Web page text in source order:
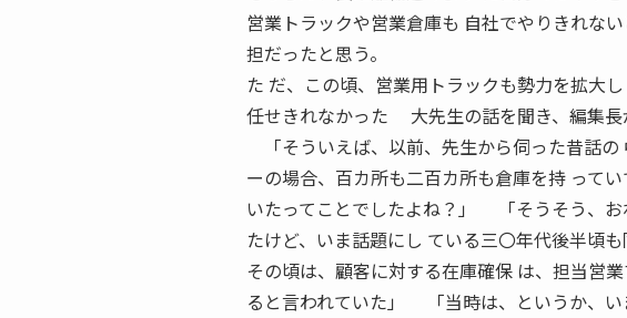
営業トラックや営業倉庫も 自社でやりきれな
担だったと思う。
た だ、この頃、営業用トラックも勢力を拡大
任せきれなかった 大先生の話を聞き、編集長
「そういえば、以前、先生から伺った昔話
ーの場合、百カ所も二百カ所も倉庫を持 って
いたってことでしたよね？」 「そうそう、
たけど、いま話題にし ている三〇年代後半頃も
その頃は、顧客に対する在庫確保 は、担当営
ると言われていた」 「当時は、というか、